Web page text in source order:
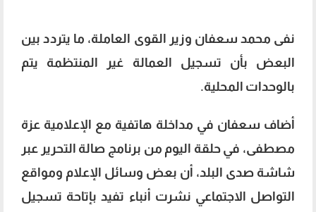
نفى محمد سعفان وزير القوى العاملة، ما يتردد بين
البعض بأن تسجيل العمالة غير المنتظمة يتم
بالوحدات المحلية.
أضاف سعفان في مداخلة هاتفية مع الإعلامية عزة
مصطفى، في حلقة اليوم من برنامج صالة التحرير عبر
شاشة صدى البلد، أن بعض وسائل الإعلام ومواقع
التواصل الاجتماعي نشرت أنباء تفيد بإتاحة تسجيل